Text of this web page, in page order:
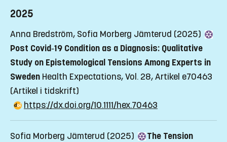
2025
Anna Bredström, Sofia Morberg Jämterud (2025)
Post Covid‐19 Condition as a Diagnosis: Qualitative
Study on Epistemological Tensions Among Experts in
Sweden Health Expectations, Vol. 28, Artikel e70463
(Artikel i tidskrift)
https://dx.doi.org/10.1111/hex.70463
Sofia Morberg Jämterud (2025)
The Tension